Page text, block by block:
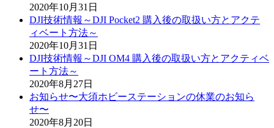
2020年10月31日
DJI技術情報～DJI Pocket2 購入後の取扱い方とアクテ
ィベート方法～
2020年10月31日
DJI技術情報～DJI OM4 購入後の取扱い方とアクティベ
ート方法～
2020年8月27日
お知らせ〜大須ホビーステーションの休業のお知ら
せ〜
2020年8月20日